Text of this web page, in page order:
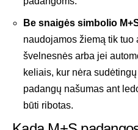
Be snaigės simbolio
naudojamos žiemą tik tuo
švelnesnės arba jei
keliais, kur nėra
padangų našumas ant
būti ribotas.